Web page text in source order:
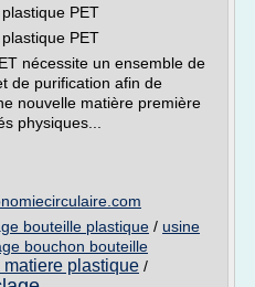
PET
PET
nécessite un ensemble de
de purification afin de
nouvelle matière première
physiques...
bouteille plastique / usine
bouchon bouteille
plastique /